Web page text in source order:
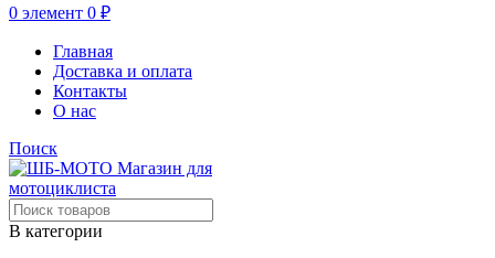
0 элемент 0 ₽
Главная
Доставка и оплата
Контакты
О нас
Поиск
В категории